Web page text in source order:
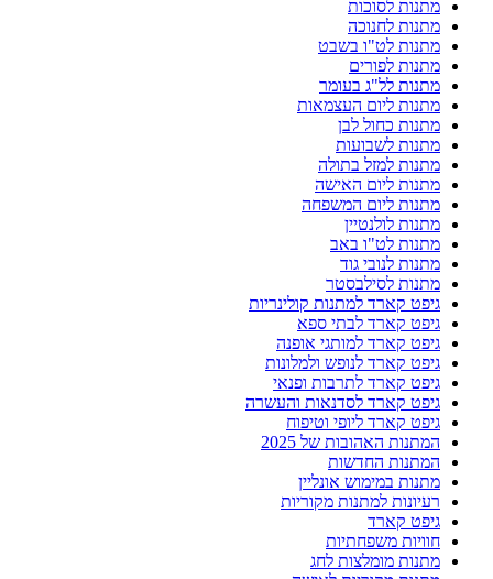
מתנות לסוכות
מתנות לחנוכה
מתנות לט"ו בשבט
מתנות לפורים
מתנות לל"ג בעומר
מתנות ליום העצמאות
מתנות כחול לבן
מתנות לשבועות
מתנות למזל בתולה
מתנות ליום האישה
מתנות ליום המשפחה
מתנות לולנטיין
מתנות לט"ו באב
מתנות לנובי גוד
מתנות לסילבסטר
גיפט קארד למתנות קולינריות
גיפט קארד לבתי ספא
גיפט קארד למותגי אופנה
גיפט קארד לנופש ולמלונות
גיפט קארד לתרבות ופנאי
גיפט קארד לסדנאות והעשרה
גיפט קארד ליופי וטיפוח
המתנות האהובות של 2025
המתנות החדשות
מתנות במימוש אונליין
רעיונות למתנות מקוריות
גיפט קארד
חוויות משפחתיות
מתנות מומלצות לחג